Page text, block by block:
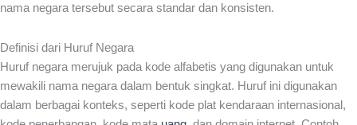
nama negara tersebut secara standar dan konsisten.
Definisi dari Huruf Negara
Huruf negara merujuk pada kode alfabetis yang digunakan untuk
mewakili nama negara dalam bentuk singkat. Huruf ini digunakan
dalam berbagai konteks, seperti kode plat kendaraan internasional,